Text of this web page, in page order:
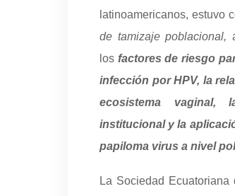
latinoamericanos, estuvo
de tamizaje poblacional,
los factores de riesgo
infección por HPV, la
ecosistema
institucional y la
papiloma virus a nivel
La Sociedad